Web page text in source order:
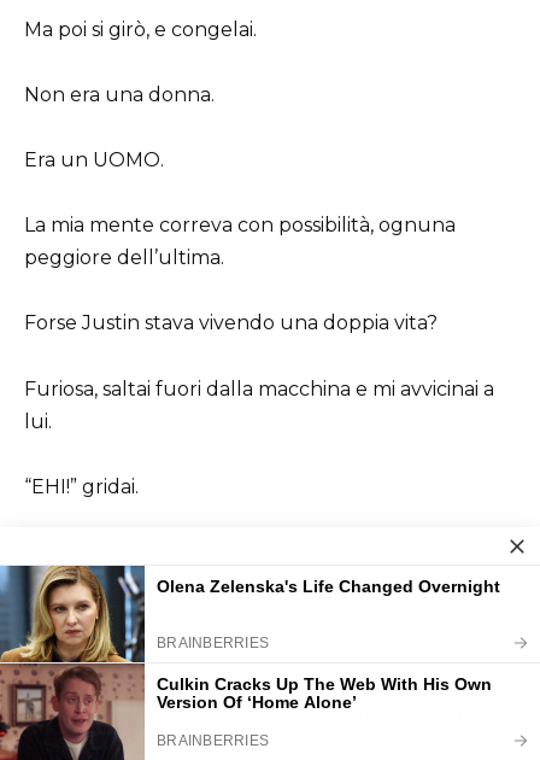
Ma poi si girò, e congelai.
Non era una donna.
Era un UOMO.
La mia mente correva con possibilità, ognuna
peggiore dell’ultima.
Forse Justin stava vivendo una doppia vita?
Furiosa, saltai fuori dalla macchina e mi avvicinai a
lui.
“EHI!” gridai.
MIA?!”
Si girò, sorpreso.
“Oh, eh… devi essere Nicole. La moglie di Justin.”